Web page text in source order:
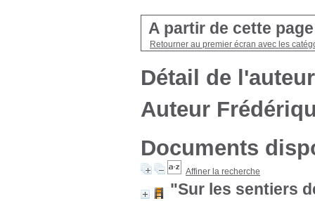
A partir de cette
Retourner au premier écran avec les
Détail de l'auteur
Auteur
Documents
Affiner la recherche
"Sur les sentiers